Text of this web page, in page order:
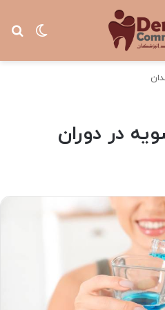
تغییر
در دوران